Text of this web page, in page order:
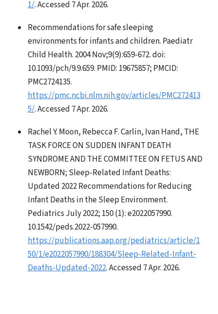
1/. Accessed 7 Apr. 2026.
Recommendations for safe sleeping
environments for infants and children. Paediatr
Child Health. 2004 Nov;9(9):659-672. doi:
10.1093/pch/9.9.659. PMID: 19675857; PMCID:
PMC2724135.
https://pmc.ncbi.nlm.nih.gov/articles/PMC272413
5/. Accessed 7 Apr. 2026.
Rachel Y. Moon, Rebecca F. Carlin, Ivan Hand, THE
TASK FORCE ON SUDDEN INFANT DEATH
SYNDROME AND THE COMMITTEE ON FETUS AND
NEWBORN; Sleep-Related Infant Deaths:
Updated 2022 Recommendations for Reducing
Infant Deaths in the Sleep Environment.
Pediatrics July 2022; 150 (1): e2022057990.
10.1542/peds.2022-057990.
https://publications.aap.org/pediatrics/article/1
50/1/e2022057990/188304/Sleep-Related-Infant-
Deaths-Updated-2022. Accessed 7 Apr. 2026.